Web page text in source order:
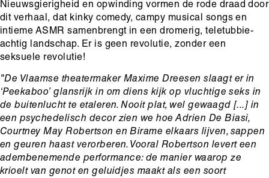
Nieuwsgierigheid en opwinding vormen de rode draad door
dit verhaal, dat kinky comedy, campy musical songs en
intieme ASMR samenbrengt in een dromerig, teletubbie-
achtig landschap. Er is geen revolutie, zonder een
seksuele revolutie!
"De Vlaamse theatermaker Maxime Dreesen slaagt er in
‘Peekaboo’ glansrijk in om diens kijk op vluchtige seks in
de buitenlucht te etaleren. Nooit plat, wel gewaagd [...] in
een psychedelisch decor zien we hoe Adrien De Biasi,
Courtney May Robertson en Birame elkaars lijven, sappen
en geuren haast verorberen. Vooral Robertson levert een
adembenemende performance: de manier waarop ze
krioelt van genot en geluidjes maakt als een soort